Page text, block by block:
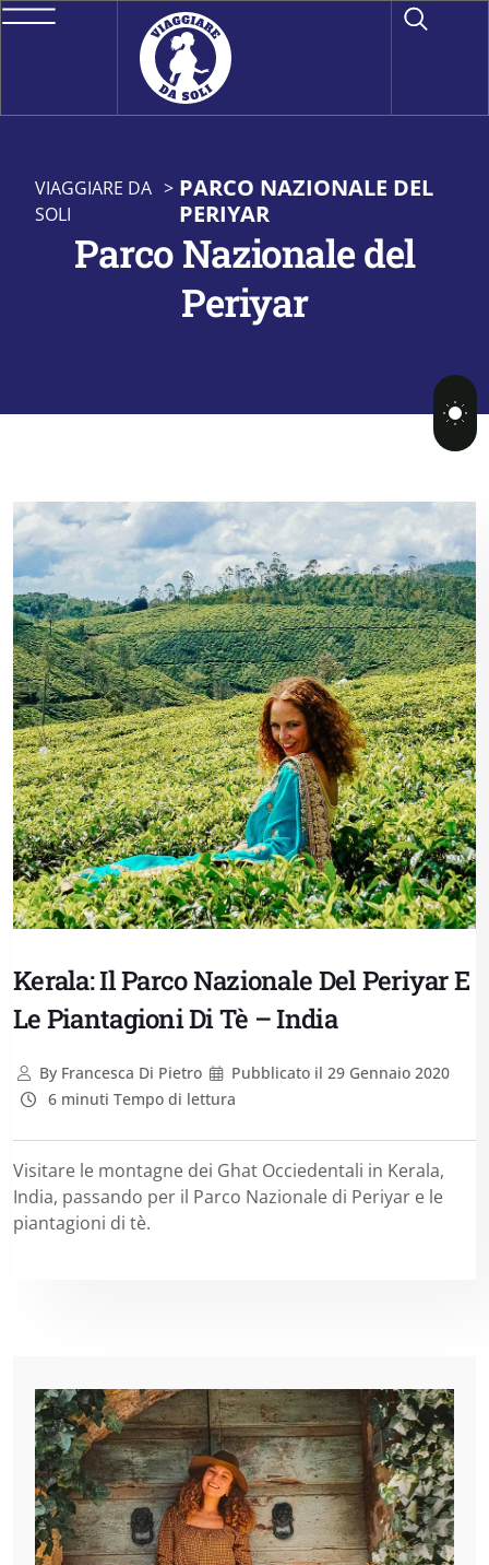
VIAGGIARE DA
SOLI
> PARCO NAZIONALE DEL
PERIYAR
Parco Nazionale del
Periyar
Kerala: Il Parco Nazionale Del Periyar E
Le Piantagioni Di Tè – India
ByFrancesca Di Pietro Pubblicato il 29 Gennaio 2020
6 minuti Tempo di lettura
Visitare le montagne dei Ghat Occiedentali in Kerala,
India, passando per il Parco Nazionale di Periyar e le
piantagioni di tè.